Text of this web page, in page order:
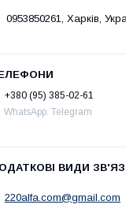
0953850261, Харків,
+380 (95) 385-02-61
WhatsApp. Telegram
220alfa.com@gmail.com